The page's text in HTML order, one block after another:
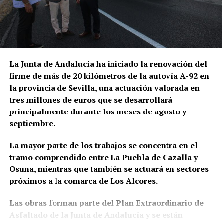
La actuación policial ha permitido bloquear 35
cuentas bancarias vinculadas a la investigación y
solicitar judicialmente el embargo de once
inmuebles. En domicilios relacionados con uno de
los principales investigados fueron intervenidos
además 66.000 euros en efectivo, junto con relojes
de lujo, dispositivos electrónicos y abundante
documentación.
Las pesquisas patrimoniales apuntan también a que
parte de los beneficios obtenidos presuntamente
mediante el fraude habría sido desviada hacia una
sociedad patrimonial, utilizada para canalizar el
dinero y mantener inmuebles relacionados con
algunos de los principales investigados. Es
precisamente esta parte del entramado la que
fundamenta la investigación paralela por supuesto
blanqueo de capitales.
enlace:
https://osunacultura.sacatuentrada.es/
La Junta de Andalucía ha iniciado la renovación del
firme de más de 20 kilómetros de la autovía A-92 en
la provincia de Sevilla, una actuación valorada en
tres millones de euros que se desarrollará
principalmente durante los meses de agosto y
septiembre.
La mayor parte de los trabajos se concentra en el
tramo comprendido entre La Puebla de Cazalla y
Osuna, mientras que también se actuará en sectores
próximos a la comarca de Los Alcores.
Las obras forman parte del Plan Extraordinario de
Asfaltado de la Junta de Andalucía y se están